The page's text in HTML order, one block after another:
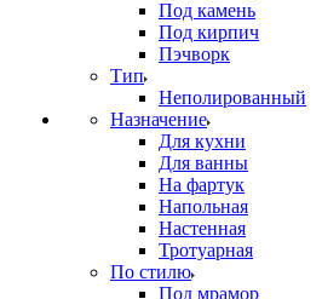
Под камень
Под кирпич
Пэчворк
Тип
Неполированный
Назначение
Для кухни
Для ванны
На фартук
Напольная
Настенная
Тротуарная
По стилю
Под мрамор